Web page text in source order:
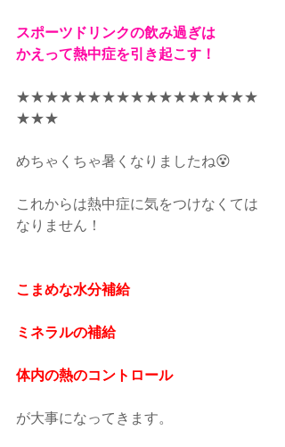
スポーツドリンクの飲み過ぎは
かえって熱中症を引き起こす！
★★★★★★★★★★★★★★★★★
★★★
めちゃくちゃ暑くなりましたね😵
これからは熱中症に気をつけなくては
なりません！
こまめな水分補給
ミネラルの補給
体内の熱のコントロール
が大事になってきます。